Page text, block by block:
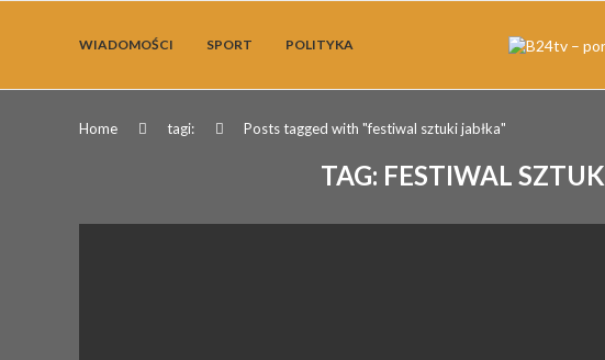
WIADOMOŚCI SPORT POLITYKA
Home tagi: Posts tagged with "festiwal sztuki jabłka"
TAG: FESTIWAL